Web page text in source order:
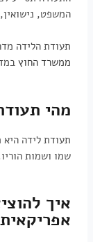
המשפט,
תעודת הלידה
ממשרד החוץ
מהי
תעודת לידה
שמו ושמות
איך